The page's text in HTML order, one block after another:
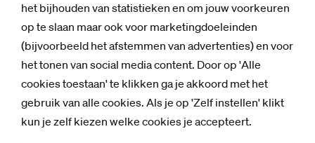
het bijhouden van statistieken en om jouw voorkeuren
op te slaan maar ook voor marketingdoeleinden
(bijvoorbeeld het afstemmen van advertenties) en voor
het tonen van social media content. Door op 'Alle
cookies toestaan' te klikken ga je akkoord met het
gebruik van alle cookies. Als je op 'Zelf instellen' klikt
kun je zelf kiezen welke cookies je accepteert.
Nieuws
Zo­wel in En­sche­
de als De­ven­ter